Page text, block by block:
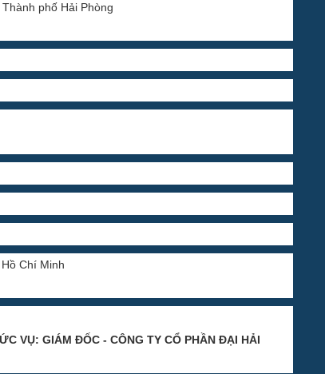
phố Hải Phòng
Chí Minh
VỤ: GIÁM ĐỐC - CÔNG TY CỔ PHẦN ĐẠI HẢI